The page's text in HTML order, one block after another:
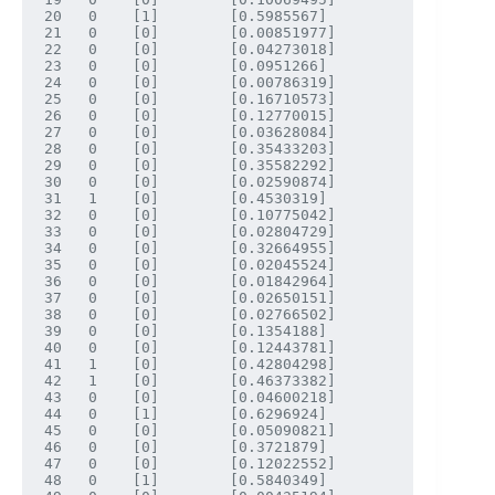
20 	 0 	  [1] 	 	 [0.5985567]
21 	 0 	  [0] 	 	 [0.00851977]
22 	 0 	  [0] 	 	 [0.04273018]
23 	 0 	  [0] 	 	 [0.0951266]
24 	 0 	  [0] 	 	 [0.00786319]
25 	 0 	  [0] 	 	 [0.16710573]
26 	 0 	  [0] 	 	 [0.12770015]
27 	 0 	  [0] 	 	 [0.03628084]
28 	 0 	  [0] 	 	 [0.35433203]
29 	 0 	  [0] 	 	 [0.35582292]
30 	 0 	  [0] 	 	 [0.02590874]
31 	 1 	  [0] 	 	 [0.4530319]
32 	 0 	  [0] 	 	 [0.10775042]
33 	 0 	  [0] 	 	 [0.02804729]
34 	 0 	  [0] 	 	 [0.32664955]
35 	 0 	  [0] 	 	 [0.02045524]
36 	 0 	  [0] 	 	 [0.01842964]
37 	 0 	  [0] 	 	 [0.02650151]
38 	 0 	  [0] 	 	 [0.02766502]
39 	 0 	  [0] 	 	 [0.1354188]
40 	 0 	  [0] 	 	 [0.12443781]
41 	 1 	  [0] 	 	 [0.42804298]
42 	 1 	  [0] 	 	 [0.46373382]
43 	 0 	  [0] 	 	 [0.04600218]
44 	 0 	  [1] 	 	 [0.6296924]
45 	 0 	  [0] 	 	 [0.05090821]
46 	 0 	  [0] 	 	 [0.3721879]
47 	 0 	  [0] 	 	 [0.12022552]
48 	 0 	  [1] 	 	 [0.5840349]